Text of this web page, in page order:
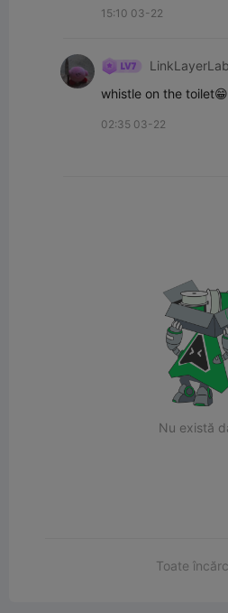
15:10 03-22
whistle on the toilet😁
02:35 03-22
Nu există
Toate